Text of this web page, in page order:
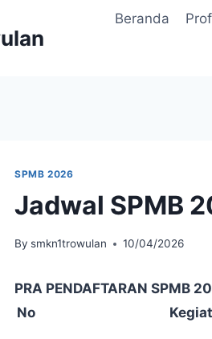
Beranda
SPMB 2026
Jadwal SPMB
By smkn1trowulan 10/04/2026
PRA PENDAFTARAN SPMB
No